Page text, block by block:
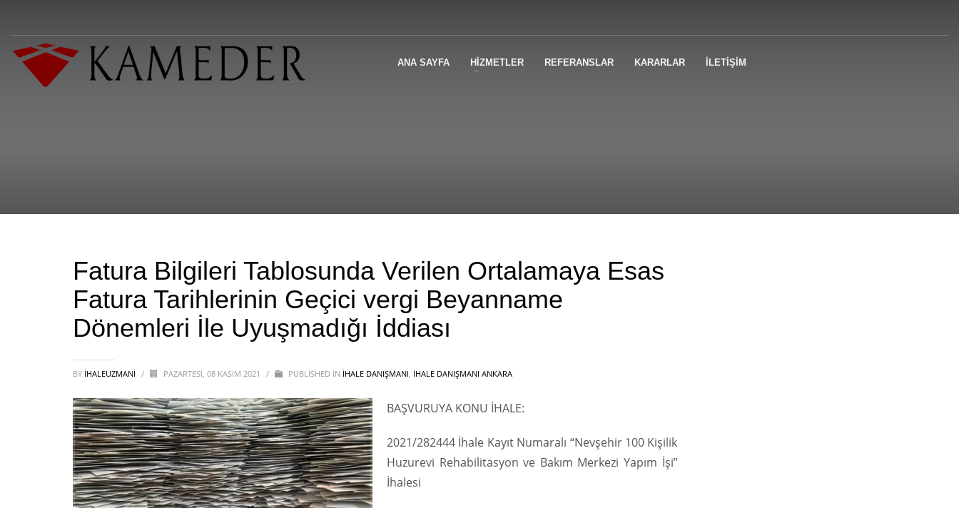
ANA SAYFA HİZMETLER REFERANSLAR KARARLAR İLETİŞİM
Fatura Bilgileri Tablosunda Verilen Ortalamaya Esas
Fatura Tarihlerinin Geçici vergi Beyanname
Dönemleri İle Uyuşmadığı İddiası
BY IHALEUZMANI / PAZARTESI, 08 KASIM 2021 / PUBLISHED IN İHALE DANIŞMANI, İHALE DANIŞMANI ANKARA
BAŞVURUYA KONU İHALE:
2021/282444 İhale Kayıt Numaralı “Nevşehir 100 Kişilik
Huzurevi Rehabilitasyon ve Bakım Merkezi Yapım İşi”
İhalesi